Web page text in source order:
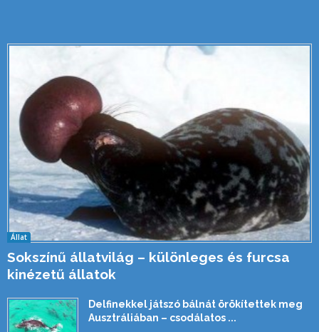
Állat
Sokszínű állatvilág – különleges és furcsa
kinézetű állatok
Delfinekkel játszó bálnát örökítettek meg
Ausztráliában – csodálatos ...